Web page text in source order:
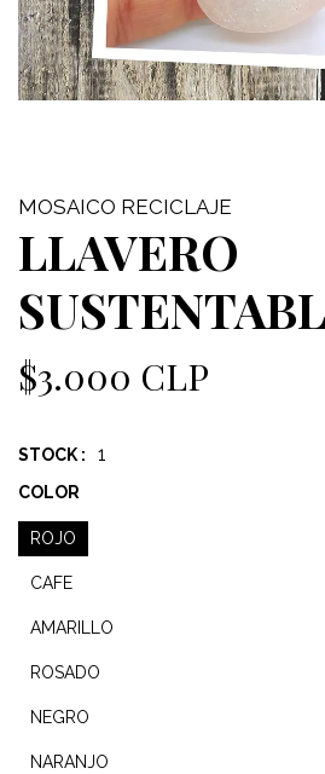
MOSAICO RECICLAJE
LLAVERO
$3.000 CLP
STOCK : 1
COLOR
ROJO
CAFE
AMARILLO
ROSADO
NEGRO
NARANJO